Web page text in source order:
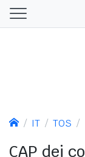
IT TOS
CAP dei